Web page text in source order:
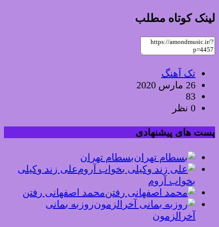
لینک کوتاه مطلب
تک آهنگ
26 مارس 2020
83
0 نظر
پست های پیشنهادی
بسطام تهران
علی زند وکیلی
بخواب آروم
محمد اصفهانی رفتن
روزبه بمانی
آخرالزمون